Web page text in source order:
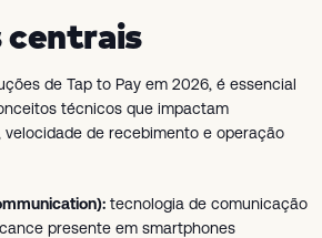
centrais
de Tap to Pay em 2026, é essencial
técnicos que impactam
de recebimento e operação
tecnologia de comunicação
presente em smartphones